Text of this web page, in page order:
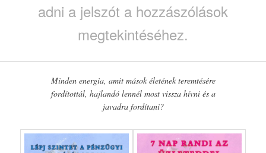
adni a jelszót a hozzászólások
megtekintéséhez.
Minden energia, amit mások életének teremtésére
fordítottál, hajlandó lennél most vissza hívni és a
javadra fordítani?